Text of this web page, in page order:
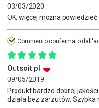
03/03/2020
OK, więcej można
Commento confermato
Outsoit.pl
09/05/2019
Produkt bardzo dobrej
działa bez zarzutów.